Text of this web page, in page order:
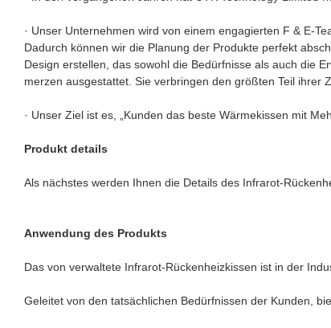
· Unser Unternehmen wird von einem engagierten F & E-
Dadurch können wir die Planung der Produkte perfekt
Design erstellen, das sowohl die Bedürfnisse als auch die
merzen ausgestattet. Sie verbringen den größten Teil ihrer
· Unser Ziel ist es, „Kunden das beste Wärmekissen mit
Produkt details
Als nächstes werden Ihnen die Details des Infrarot-
Anwendung des Produkts
Das von verwaltete Infrarot-Rückenheizkissen ist in der
Geleitet von den tatsächlichen Bedürfnissen der Kunden,